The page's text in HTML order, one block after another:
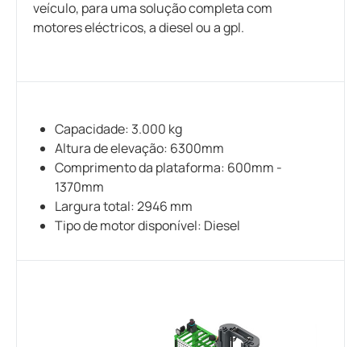
veículo, para uma solução completa com
motores eléctricos, a diesel ou a gpl.
Capacidade: 3.000 kg
Altura de elevação: 6300mm
Comprimento da plataforma: 600mm -
1370mm
Largura total: 2946 mm
Tipo de motor disponível: Diesel